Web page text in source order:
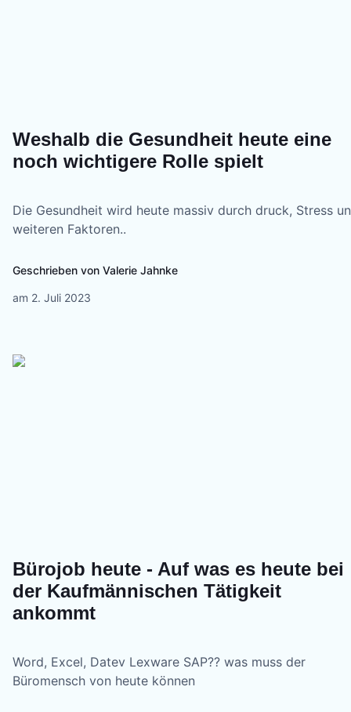
Weshalb die Gesundheit heute eine
noch wichtigere Rolle spielt
Die Gesundheit wird heute massiv durch druck, Stress
weiteren Faktoren..
Geschrieben von Valerie Jahnke
am 2. Juli 2023
Bürojob heute - Auf was es heute bei
der Kaufmännischen Tätigkeit
ankommt
Word, Excel, Datev Lexware SAP?? was muss der
Büromensch von heute können